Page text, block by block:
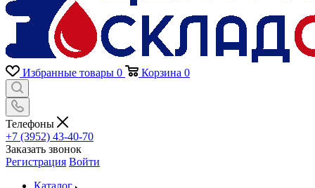
Избранные товары 0 Корзина 0
Телефоны
+7 (3952) 43-40-70
Заказать звонок
Регистрация Войти
Каталог